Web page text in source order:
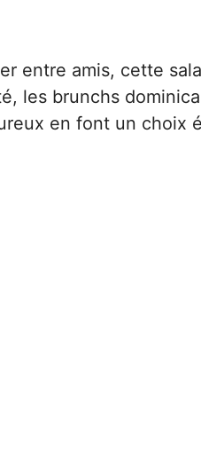
entre amis, cette
les brunchs
en font un choix